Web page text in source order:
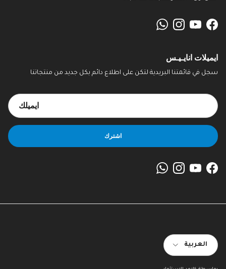
Facebook
YouTube
Instagram
WhatsApp
ايميلات انايـيـس
سجل في قائمتنا البريدية لتكن على اطلاع دائم بكل جديد من منتجاتنا
اشترك
Facebook
YouTube
Instagram
WhatsApp
اللغة
العربية